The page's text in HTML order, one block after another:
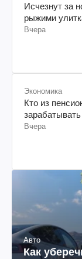
Исчезнут за
рыжими
Вчера
Экономика
Кто из
зарабатывать
Вчера
Авто
Как